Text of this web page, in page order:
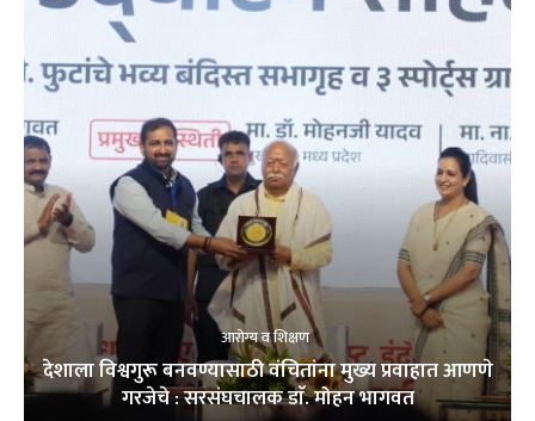
आरोग्य व शिक्षण
देशाला विश्वगुरू बनवण्यासाठी वंचितांना मुख्य प्रवाहात आणणे
गरजेचे : सरसंघचालक डाॅ. मोहन भागवत